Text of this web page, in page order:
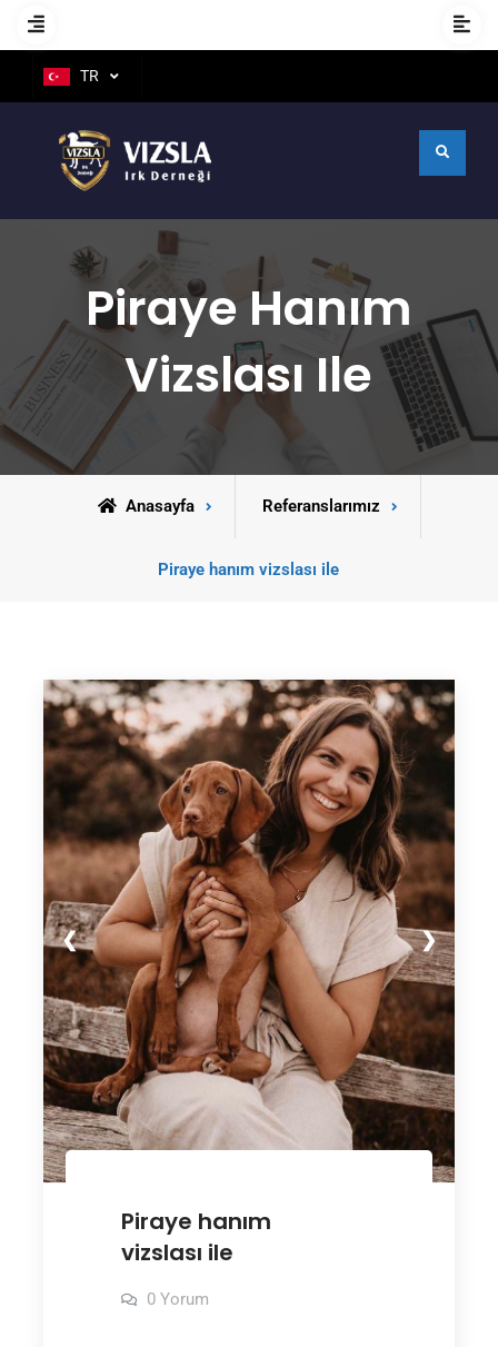
TR
Piraye Hanım
Vizslası Ile
Anasayfa Referanslarımız
Piraye hanım vizslası ile
❮ ❯
Piraye hanım
vizslası ile
0 Yorum